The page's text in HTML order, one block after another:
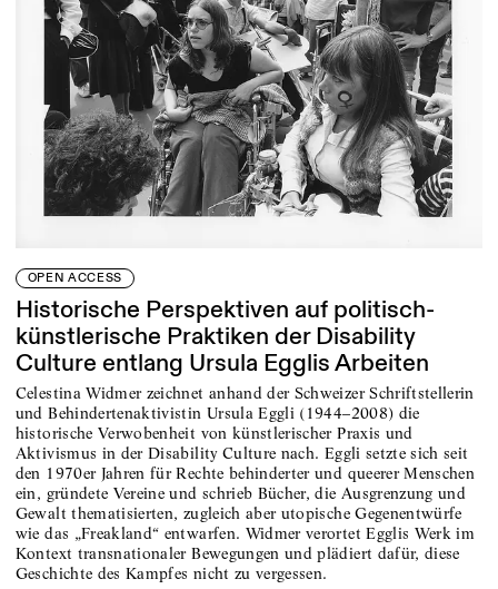
OPEN ACCESS
Historische Perspektiven auf politisch-
künstlerische Praktiken der Disability
Culture entlang Ursula Egglis Arbeiten
Celestina Widmer zeichnet anhand der Schweizer Schriftstellerin
und Behindertenaktivistin Ursula Eggli (1944–2008) die
historische Verwobenheit von künstlerischer Praxis und
Aktivismus in der Disability Culture nach. Eggli setzte sich seit
den 1970er Jahren für Rechte behinderter und queerer Menschen
ein, gründete Vereine und schrieb Bücher, die Ausgrenzung und
Gewalt thematisierten, zugleich aber utopische Gegenentwürfe
wie das „Freakland“ entwarfen. Widmer verortet Egglis Werk im
Kontext transnationaler Bewegungen und plädiert dafür, diese
Geschichte des Kampfes nicht zu vergessen.